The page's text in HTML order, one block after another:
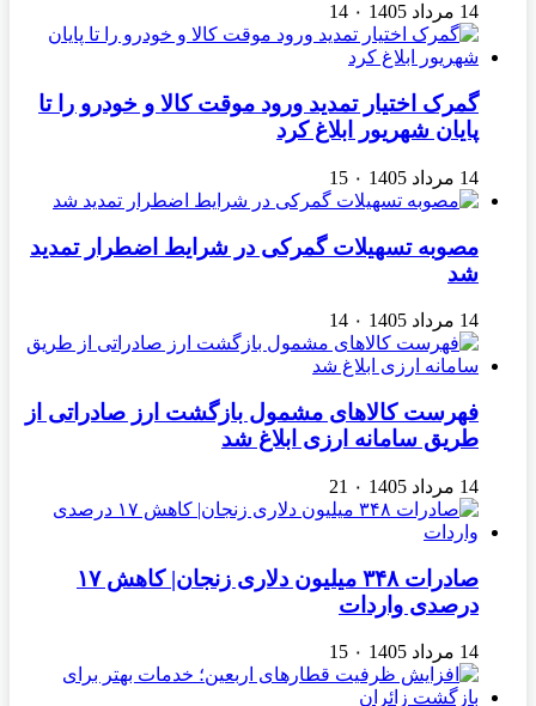
14 مرداد 1405 ۰ 14
گمرک اختیار تمدید ورود موقت کالا و خودرو را تا
پایان شهریور ابلاغ کرد
14 مرداد 1405 ۰ 15
مصوبه تسهیلات گمرکی در شرایط اضطرار تمدید
شد
14 مرداد 1405 ۰ 14
فهرست کالاهای مشمول بازگشت ارز صادراتی از
طریق سامانه ارزی ابلاغ شد
14 مرداد 1405 ۰ 21
صادرات ۳۴۸ میلیون دلاری زنجان| ‌کاهش ۱۷
درصدی واردات
14 مرداد 1405 ۰ 15